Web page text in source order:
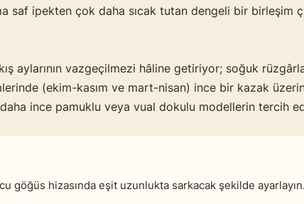
saf ipekten çok daha sıcak tutan dengeli bir birleşim
aylarının vazgeçilmezi hâline getiriyor; soğuk
(ekim-kasım ve mart-nisan) ince bir kazak
ince pamuklu veya vual dokulu modellerin tercih
göğüs hizasında eşit uzunlukta sarkacak şekilde ayarlayın.